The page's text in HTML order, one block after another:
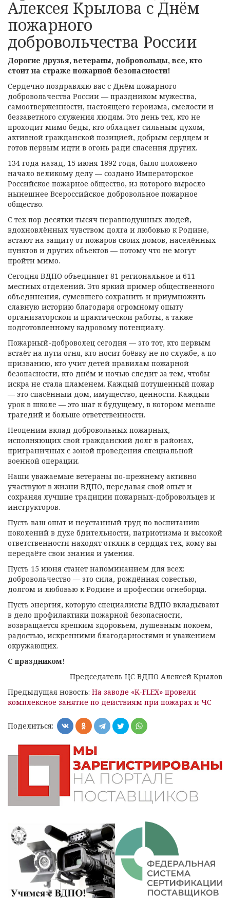
Алексея Крылова с Днём
пожарного
добровольчества России
Дорогие друзья, ветераны, добровольцы, все, кто
стоит на страже пожарной безопасности!
Сердечно поздравляю вас с Днём пожарного
добровольчества России — праздником мужества,
самоотверженности, настоящего героизма, смелости и
беззаветного служения людям. Это день тех, кто не
проходит мимо беды, кто обладает сильным духом,
активной гражданской позицией, добрым сердцем и
готов первым идти в огонь ради спасения других.
134 года назад, 15 июня 1892 года, было положено
начало великому делу — создано Императорское
Российское пожарное общество, из которого выросло
нынешнее Всероссийское добровольное пожарное
общество.
С тех пор десятки тысяч неравнодушных людей,
вдохновлённых чувством долга и любовью к Родине,
встают на защиту от пожаров своих домов, населённых
пунктов и других объектов — потому что не могут
пройти мимо.
Сегодня ВДПО объединяет 81 региональное и 611
местных отделений. Это яркий пример общественного
объединения, сумевшего сохранить и приумножить
славную историю благодаря огромному опыту
организаторской и практической работы, а также
подготовленному кадровому потенциалу.
Пожарный-доброволец сегодня — это тот, кто первым
встаёт на пути огня, кто носит боёвку не по службе, а по
призванию, кто учит детей правилам пожарной
безопасности, кто днём и ночью следит за тем, чтобы
искра не стала пламенем. Каждый потушенный пожар
— это спасённый дом, имущество, ценности. Каждый
урок в школе — это шаг к будущему, в котором меньше
трагедий и больше ответственности.
Неоценим вклад добровольных пожарных,
исполняющих свой гражданский долг в районах,
приграничных с зоной проведения специальной
военной операции.
Наши уважаемые ветераны по-прежнему активно
участвуют в жизни ВДПО, передавая свой опыт и
сохраняя лучшие традиции пожарных-добровольцев и
инструкторов.
Пусть ваш опыт и неустанный труд по воспитанию
поколений в духе бдительности, патриотизма и высокой
ответственности находят отклик в сердцах тех, кому вы
передаёте свои знания и умения.
Пусть 15 июня станет напоминанием для всех:
добровольчество — это сила, рождённая совестью,
долгом и любовью к Родине и профессии огнеборца.
Пусть энергия, которую специалисты ВДПО вкладывают
в дело профилактики пожарной безопасности,
возвращается крепким здоровьем, душевным покоем,
радостью, искренними благодарностями и уважением
окружающих.
С праздником!
Председатель ЦС ВДПО Алексей Крылов
Предыдущая новость: На заводе «K‑FLEX» провели
комплексное занятие по действиям при пожарах и ЧС
Поделиться: